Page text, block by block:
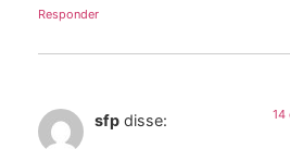
Responder
sfp disse: 14